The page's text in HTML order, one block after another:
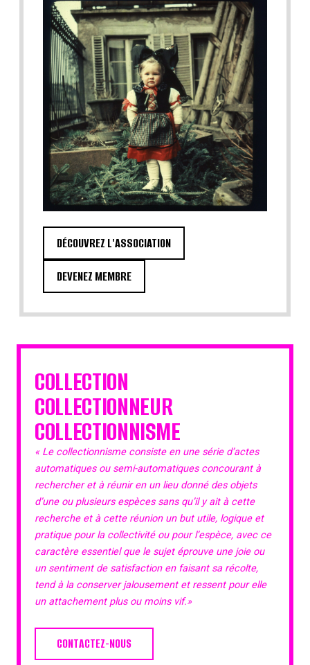
DÉCOUVREZ L'ASSOCIATION
DEVENEZ MEMBRE
COLLECTION
COLLECTIONNEUR
COLLECTIONNISME
« Le collectionnisme consiste en une série d’actes
automatiques ou semi-automatiques concourant à
rechercher et à réunir en un lieu donné des objets
d’une ou plusieurs espèces sans qu’il y ait à cette
recherche et à cette réunion un but utile, logique et
pratique pour la collectivité ou pour l’espèce, avec ce
caractère essentiel que le sujet éprouve une joie ou
un sentiment de satisfaction en faisant sa récolte,
tend à la conserver jalousement et ressent pour elle
un attachement plus ou moins vif.»
CONTACTEZ-NOUS